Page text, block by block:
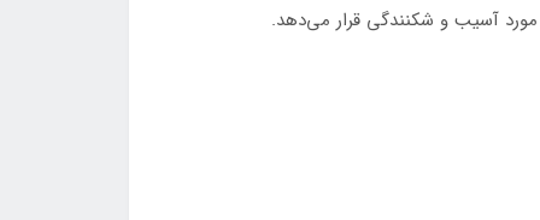
مورد آسیب و شکنندگی قرار می‌دهد.